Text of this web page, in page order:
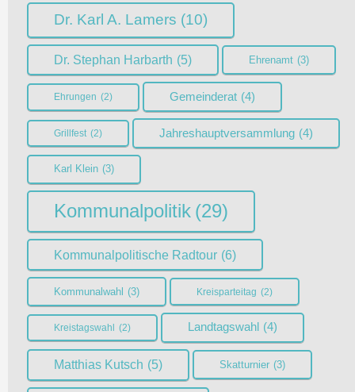
Dr. Karl A. Lamers (10)
Dr. Stephan Harbarth (5) Ehrenamt (3)
Ehrungen (2) Gemeinderat (4)
Grillfest (2) Jahreshauptversammlung (4)
Karl Klein (3)
Kommunalpolitik (29)
Kommunalpolitische Radtour (6)
Kommunalwahl (3) Kreisparteitag (2)
Kreistagswahl (2) Landtagswahl (4)
Matthias Kutsch (5) Skatturnier (3)